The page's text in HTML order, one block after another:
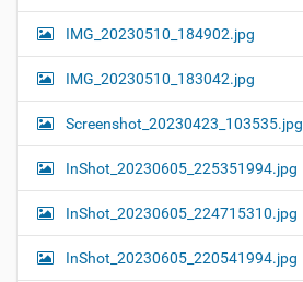
IMG_20230510_184902.jpg
IMG_20230510_183042.jpg
Screenshot_20230423_103535.jpg
InShot_20230605_225351994.jpg
InShot_20230605_224715310.jpg
InShot_20230605_220541994.jpg